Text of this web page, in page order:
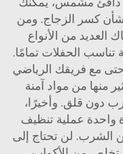
كسر الزجاج. ومن
العديد من الأنواع
تناسب الحفلات تمامًا.
مع فريقك الرياضي
منها من مواد آمنة
دون قلق. وأخيرًا،
واحدة عملية تنظيف
الشرب. لن تحتاج إلى